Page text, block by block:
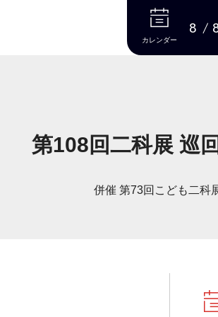
本文へ
カレンダー
8
第108回二科展 巡
併催 第73回こども二科